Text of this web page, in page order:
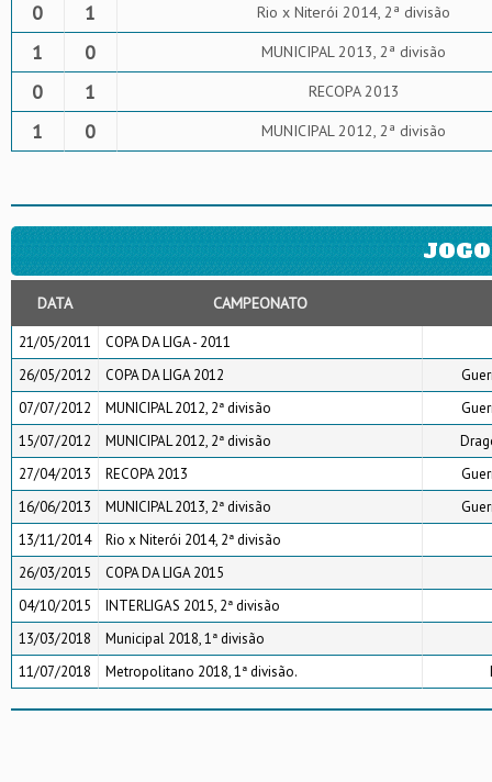
0 1 Rio x Niterói 2014, 2ª divisão
1 0 MUNICIPAL 2013, 2ª divisão
0 1 RECOPA 2013
1 0 MUNICIPAL 2012, 2ª divisão
DATA CAMPEONATO
21/05/2011
COPA DA LIGA - 2011
26/05/2012
COPA DA LIGA 2012
07/07/2012
MUNICIPAL 2012, 2ª divisão
15/07/2012
MUNICIPAL 2012, 2ª divisão
27/04/2013
RECOPA 2013
16/06/2013
MUNICIPAL 2013, 2ª divisão
13/11/2014
Rio x Niterói 2014, 2ª divisão
26/03/2015
COPA DA LIGA 2015
04/10/2015
INTERLIGAS 2015, 2ª divisão
13/03/2018
Municipal 2018, 1ª divisão
11/07/2018
Metropolitano 2018, 1ª divisão.